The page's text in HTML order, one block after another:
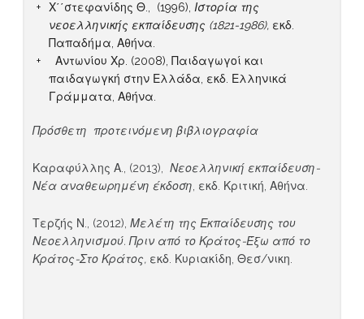
Χ΄΄στεφανίδης Θ., (1996), Ιστορία της
νεοελληνικής εκπαίδευσης (1821-1986), εκδ.
Παπαδήμα, Αθήνα.
Αντωνίου Χρ. (2008), Παιδαγωγοί και
παιδαγωγκή στην Ελλάδα, εκδ. Ελληνικά
Γράμματα, Αθήνα.
Πρόσθετη προτεινόμενη βιβλιογραφία
Καραφύλλης Α., (2013), Νεοελληνική εκπαίδευση-
Νέα αναθεωρημένη έκδοση, εκδ. Κριτική, Αθήνα.
Τερζής Ν., (2012), Μελέτη της Εκπαίδευσης του
Νεοελληνισμού. Πριν από το Κράτος-Έξω από το
Κράτος-Στο Κράτος,εκδ. Κυριακίδη, Θεσ/νικη.